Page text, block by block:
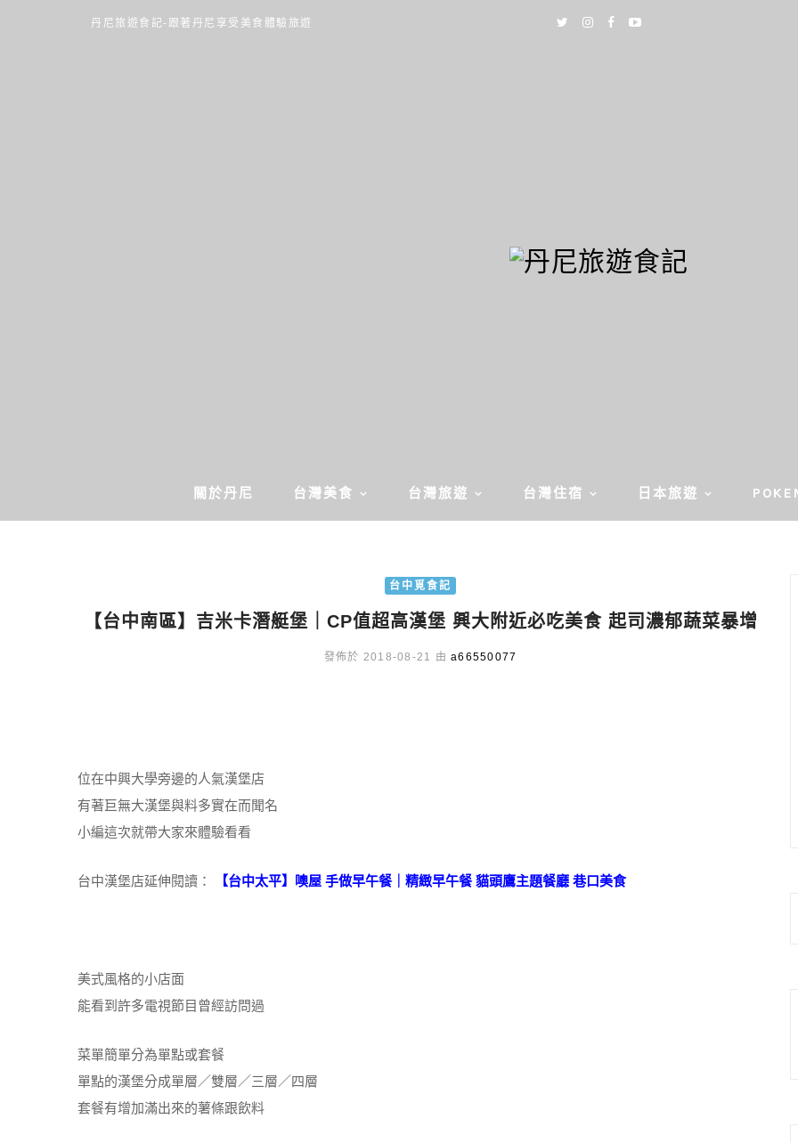
丹尼旅遊食記-跟著丹尼享受美食體驗旅遊
關於丹尼 台灣美食 台灣旅遊 台灣住宿 日本旅遊
台中覓食記
【台中南區】吉米卡潛艇堡｜CP值超高漢堡 興大附近必吃美食 起司濃郁蔬菜暴增
發佈於 2018-08-21 由 a66550077
位在中興大學旁邊的人氣漢堡店
有著巨無大漢堡與料多實在而聞名
小編這次就帶大家來體驗看看
台中漢堡店延伸閱讀： 【台中太平】噢屋 手做早午餐｜精緻早午餐 貓頭鷹主題餐廳 巷口美食
美式風格的小店面
能看到許多電視節目曾經訪問過
菜單簡單分為單點或套餐
單點的漢堡分成單層／雙層／三層／四層
套餐有增加滿出來的薯條跟飲料